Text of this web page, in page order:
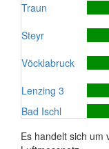
Traun
Steyr
Vöcklabruck
Lenzing 3
Bad Ischl
Es handelt sich um